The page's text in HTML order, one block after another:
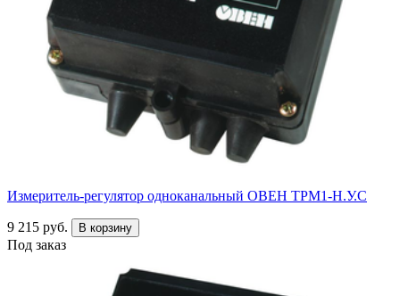
Измеритель-регулятор одноканальный ОВЕН ТРМ1-Н.У.С
9 215 руб. В корзину
Под заказ